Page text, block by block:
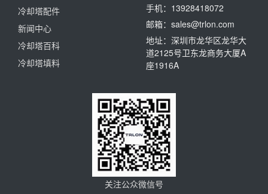
冷却塔配件
新闻中心
冷却塔百科
冷却塔填料
手机：13928418072
邮箱：sales@trlon.com
地址：深圳市龙华区龙华大
道2125号卫东龙商务大厦A
座1916A
关注公众微信号